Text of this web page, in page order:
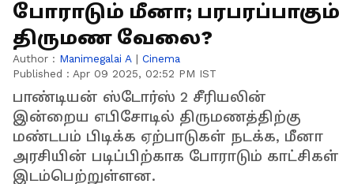
போராடும் மீனா; பரபரப்பாகும்
திருமண வேலை?
Author : Manimegalai A | Cinema
Published : Apr 09 2025, 02:52 PM IST
பாண்டியன் ஸ்டோர்ஸ் 2 சீரியலின்
இன்றைய எபிசோடில் திருமணத்திற்கு
மண்டபம் பிடிக்க ஏற்பாடுகள் நடக்க, மீனா
அரசியின் படிப்பிற்காக போராடும் காட்சிகள்
இடம்பெற்றுள்ளன.